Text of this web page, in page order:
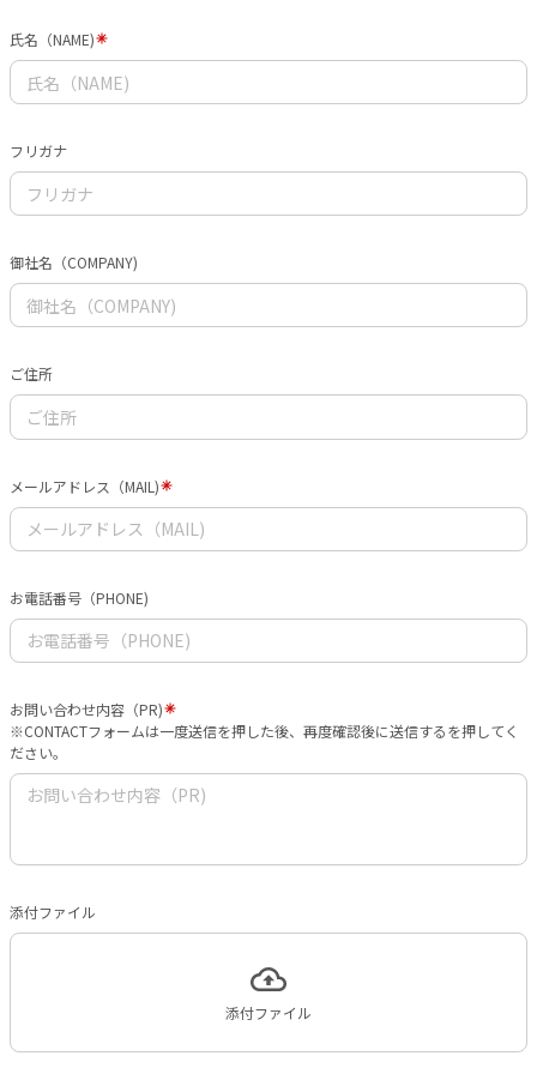
氏名（NAME)
フリガナ
御社名（COMPANY)
ご住所
メールアドレス（MAIL)
お電話番号（PHONE)
お問い合わせ内容（PR)
※CONTACTフォームは一度送信を押した後、再度確認後に送信するを押してく
ださい。
添付ファイル
添付ファイル